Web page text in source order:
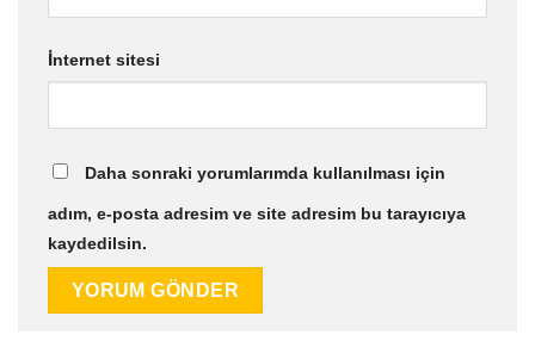
İnternet sitesi
Daha sonraki yorumlarımda kullanılması için
adım, e-posta adresim ve site adresim bu tarayıcıya
kaydedilsin.